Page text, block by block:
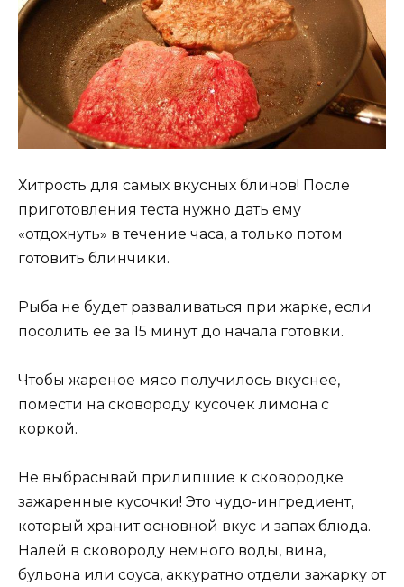
Хитрость для самых вкусных блинов! После
приготовления теста нужно дать ему
«отдохнуть» в течение часа, а только потом
готовить блинчики.
Рыба не будет разваливаться при жарке, если
посолить ее за 15 минут до начала готовки.
Чтобы жареное мясо получилось вкуснее,
помести на сковороду кусочек лимона с
коркой.
Не выбрасывай прилипшие к сковородке
зажаренные кусочки! Это чудо-ингредиент,
который хранит основной вкус и запах блюда.
Налей в сковороду немного воды, вина,
бульона или соуса, аккуратно отдели зажарку от